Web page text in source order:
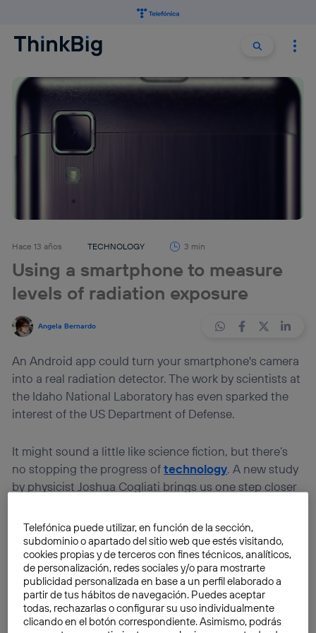
Buscar
Hace 13 años TECHNOLOGY 3 min
Using a smartphone to measure
levels of radiation exposure
Angela Bernardo
An Android app could turn your smartphone's camera
into a real radiation detector. The work by scientists at
the Idaho National Laboratory has even sparked the
interest of the US Department of Defense.
It might sound a little like science fiction, but there’s
no stopping the progress oftechnology. A new study
by physicist Joshua Cogliati brings us one step closer
used for a lot more than sending and receiving
messages. Of course, we’re already accustomed to
this reality, in which smartphones show off their
“intelligence” every day, but this time, Cogliati has
confirmed that the camera of these terminals could be
used as a radiation detector.
Telefónica puede utilizar, en función de la sección,
subdominio o apartado del sitio web que estés visitando,
cookies propias y de terceros con fines técnicos, analíticos,
de personalización, redes sociales y/o para mostrarte
publicidad personalizada en base a un perfil elaborado a
partir de tus hábitos de navegación. Puedes aceptar
todas, rechazarlas o configurar su uso individualmente
clicando en el botón correspondiente. Asimismo, podrás